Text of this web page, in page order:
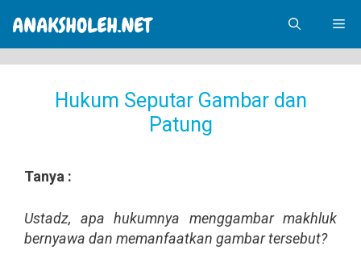
content
Hukum Seputar Gambar dan
Patung
Tanya :
Ustadz, apa hukumnya menggambar makhluk
bernyawa dan memanfaatkan gambar tersebut?